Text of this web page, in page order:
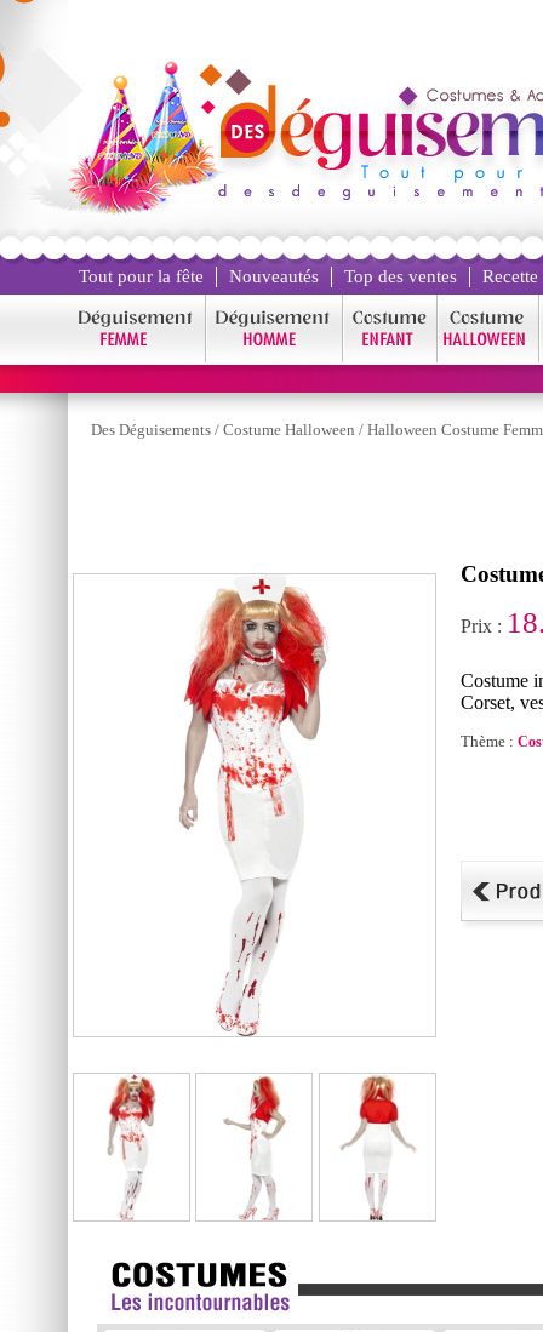
Tout pour la fête Nouveautés Top des ventes
Des Déguisements / Costume Halloween / Halloween Costume
Prix :
Costume
Corset,
Thème :